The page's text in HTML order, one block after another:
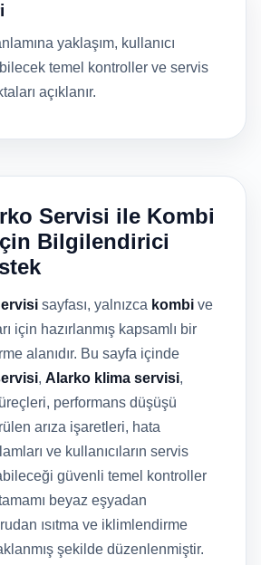
yaklaşım, kullanıcı
temel kontroller ve servis
açıklanır.
Servisi ile Kombi
Bilgilendirici
sayfası, yalnızca kombi ve
için hazırlanmış kapsamlı bir
alanıdır. Bu sayfa içinde
, Alarko klima servisi,
performans düşüşü
arıza işaretleri, hata
ve kullanıcıların servis
güvenli temel kontroller
beyaz eşyadan
ısıtma ve iklimlendirme
şekilde düzenlenmiştir.